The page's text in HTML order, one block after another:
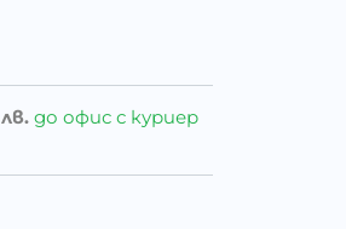
лв. до офис с куриер